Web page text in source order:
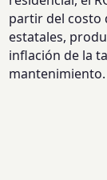
partir del costo
estatales,
inflación de la
mantenimiento.